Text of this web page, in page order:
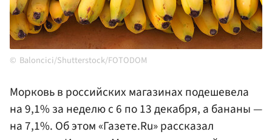
Baloncici/Shutterstock/FOTODOM
Морковь в российских магазинах подешевела
на 9,1% за неделю с 6 по 13 декабря, а бананы —
на 7,1%. Об этом «Газете.Ru» рассказал